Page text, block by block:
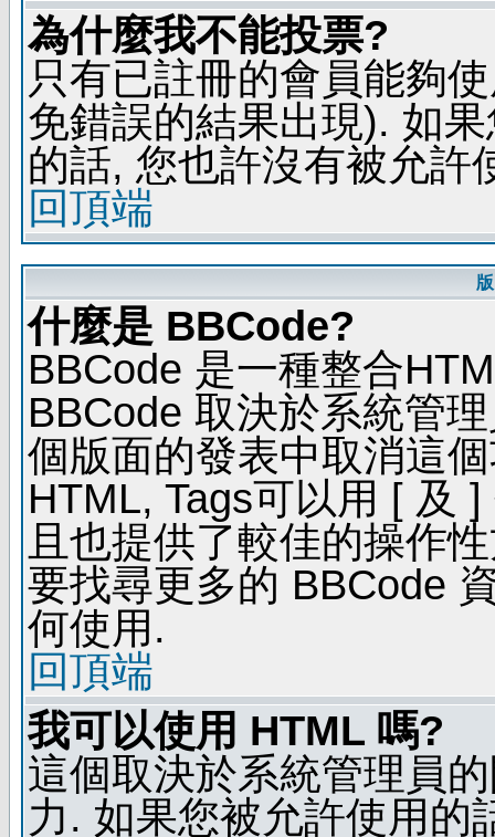
為什麼我不能投票?
只有已註冊的會員能夠
免錯誤的結果出現). 如
的話, 您也許沒有被允許
回頂端
什麼是 BBCode?
BBCode 是一種整合
BBCode 取決於系統管
個版面的發表中取消這
HTML, Tags可以用 [ 及
且也提供了較佳的操作
要找尋更多的 BBCode
何使用.
回頂端
我可以使用 HTML 嗎?
這個取決於系統管理員
力. 如果您被允許使用的